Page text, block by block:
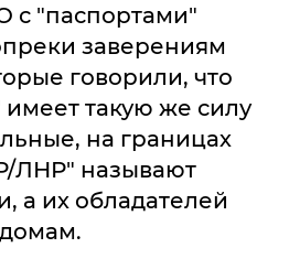
"паспортами"
заверениям
говорили, что
имеет такую же силу
на границах
ЛНР" называют
а их обладателей